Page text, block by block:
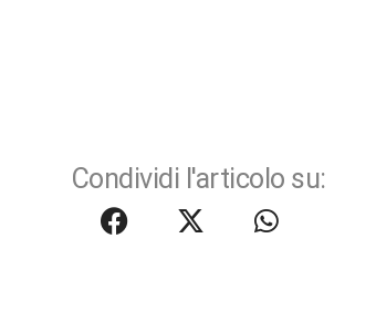
Condividi l'articolo su: